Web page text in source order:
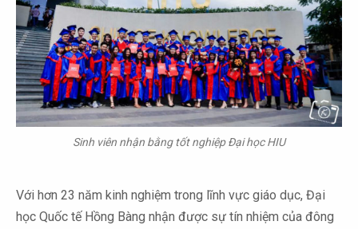
Sinh viên nhận bằng tốt nghiệp Đại học HIU
Với hơn 23 năm kinh nghiệm trong lĩnh vực giáo dục, Đại
học Quốc tế Hồng Bàng nhận được sự tín nhiệm của đông